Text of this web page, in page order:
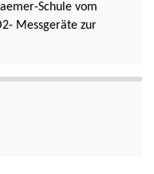
Schule vom
Messgeräte zur